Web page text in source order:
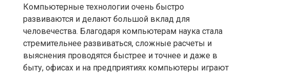
Компьютерные технологии очень быстро
развиваются и делают большой вклад для
человечества. Благодаря компьютерам наука стала
стремительнее развиваться, сложные расчеты и
выяснения проводятся быстрее и точнее и даже в
быту, офисах и на предприятиях компьютеры играют